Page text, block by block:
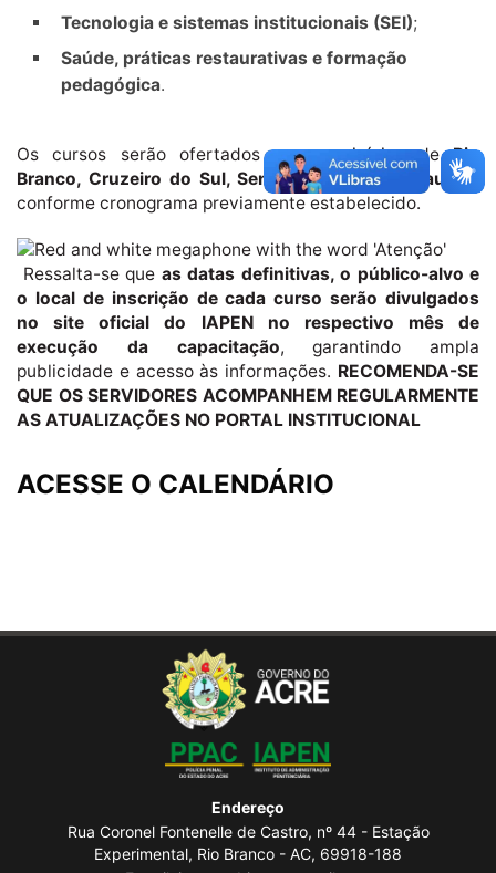
Tecnologia e sistemas institucionais (SEI);
Saúde, práticas restaurativas e formação
pedagógica.
Os cursos serão ofertados nos municípios deRio
Branco, Cruzeiro do Sul, Sena Madureira e Tarauacá,
conforme cronograma previamente estabelecido.
Ressalta-se que as datas definitivas, o público-alvo e
o local de inscrição de cada curso serão divulgados
no site oficial do IAPEN no respectivo mês de
execução da capacitação, garantindo ampla
publicidade e acesso às informações. RECOMENDA-SE
QUE OS SERVIDORES ACOMPANHEM REGULARMENTE
AS ATUALIZAÇÕES NO PORTAL INSTITUCIONAL
ACESSE O CALENDÁRIO
Endereço
Rua Coronel Fontenelle de Castro, nº 44 - Estação
Experimental, Rio Branco - AC, 69918-188